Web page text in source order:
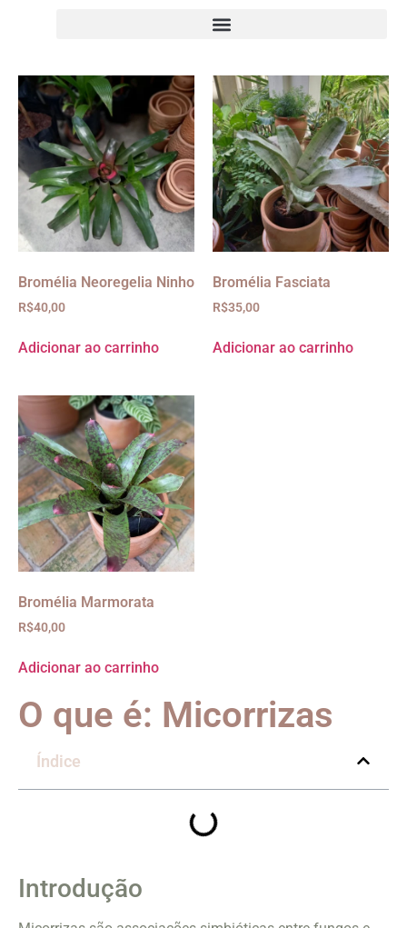
Bromélia Neoregelia Ninho
R$40,00
Adicionar ao carrinho
Bromélia Fasciata
R$35,00
Adicionar ao carrinho
Bromélia Marmorata
R$40,00
Adicionar ao carrinho
O que é: Micorrizas
Índice
Introdução